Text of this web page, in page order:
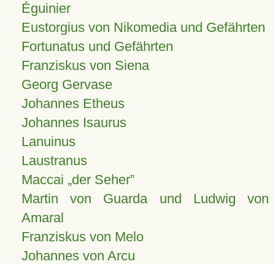
Éguinier
Eustorgius von Nikomedia und Gefährten
Fortunatus und Gefährten
Franziskus von Siena
Georg Gervase
Johannes Etheus
Johannes Isaurus
Lanuinus
Laustranus
Maccai „der Seher”
Martin von Guarda und Ludwig von
Amaral
Franziskus von Melo
Johannes von Arcu